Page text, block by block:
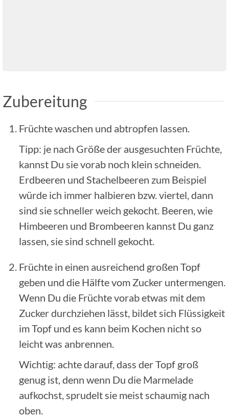
Zubereitung
Früchte waschen und abtropfen lassen.
Tipp: je nach Größe der ausgesuchten Früchte,
kannst Du sie vorab noch klein schneiden.
Erdbeeren und Stachelbeeren zum Beispiel
würde ich immer halbieren bzw. viertel, dann
sind sie schneller weich gekocht. Beeren, wie
Himbeeren und Brombeeren kannst Du ganz
lassen, sie sind schnell gekocht.
Früchte in einen ausreichend großen Topf
geben und die Hälfte vom Zucker untermengen.
Wenn Du die Früchte vorab etwas mit dem
Zucker durchziehen lässt, bildet sich Flüssigkeit
im Topf und es kann beim Kochen nicht so
leicht was anbrennen.
Wichtig: achte darauf, dass der Topf groß
genug ist, denn wenn Du die Marmelade
aufkochst, sprudelt sie meist schaumig nach
oben.